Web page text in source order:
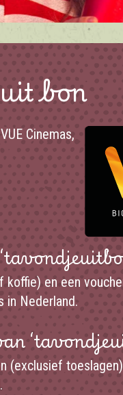
bon
Cinemas,
en een
in Nederland.
(exclusief
.